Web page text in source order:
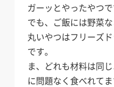
ガーッとやったやつで
でも、ご飯には野菜
丸いやつはフリーズド
です。
ま、どれも材料は同
に問題なく食べれてま